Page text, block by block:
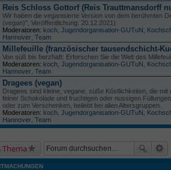
Reis Schloss Gottorf (Reis Trauttmansdorff
Wir haben die veganisierte Version von dem berühmten
(vegan)", Veröffentlichung: 20.12.2021).
Moderatoren: koch Jugendorganisation-GUTuN
Hannover Team
Millefeuille (französischer tausendschicht-
Von süß bis herzhaft: Erforschen Sie die Welt des
Moderatoren: koch Jugendorganisation-GUTuN
Hannover Team
Dragees (vegan)
Dragees sind kleine, vegane, süße Köstlichkeiten, die
feiner Schokolade und fruchtigen oder nussigen
oder zum Verschenken, beliebt bei allen Altersgruppen.
Moderatoren: koch Jugendorganisation-GUTuN
Hannover Team
Thema